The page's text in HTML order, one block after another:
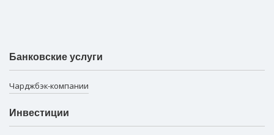
Банковские услуги
Чарджбэк-компании
Инвестиции